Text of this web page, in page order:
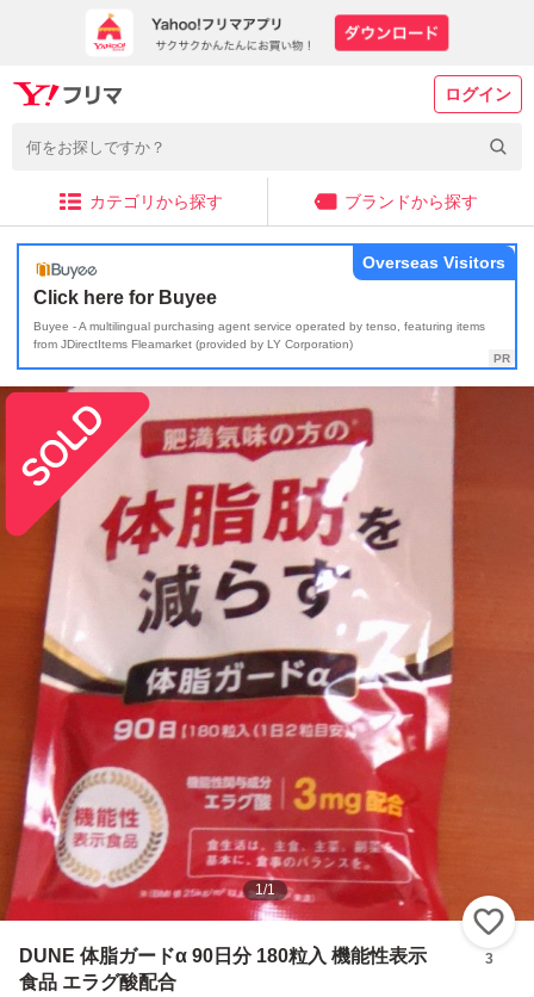
ログイン
カテゴリから探す ブランドから探す
Click here for Buyee
Buyee - A multilingual purchasing agent service operated by tenso, featuring items
from JDirectItems Fleamarket (provided by LY Corporation)
Overseas Visitors
1/1
DUNE 体脂ガードα 90日分 180粒入 機能性表示
食品 エラグ酸配合
3